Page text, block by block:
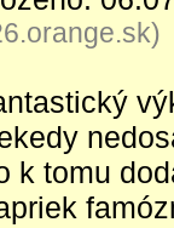
k tomu